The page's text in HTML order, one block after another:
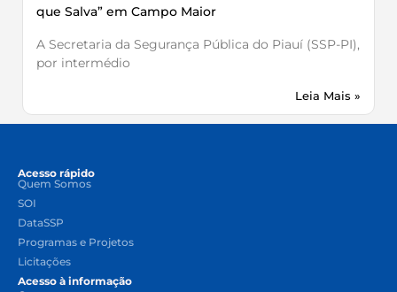
que Salva” em Campo Maior
A Secretaria da Segurança Pública do Piauí (SSP-PI),
por intermédio
Leia Mais »
Acesso rápido
Quem Somos
SOI
DataSSP
Programas e Projetos
Licitações
Acesso à informação